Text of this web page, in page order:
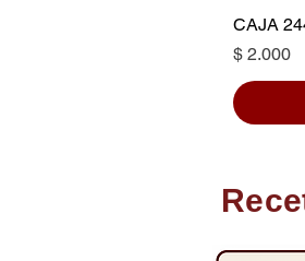
CAJA
Precio
$ 2.000